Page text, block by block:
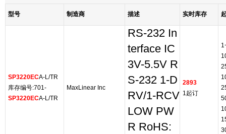
型号 制造商 描述 实时库存
SP3220ECA-L/TR
库存编号:701-
SP3220ECA-L/TR
MaxLinear Inc
RS-232 In
terface IC
3V-5.5V R
S-232 1-D
RV/1-RCV
LOW PW
R RoHS:
2893
1起订